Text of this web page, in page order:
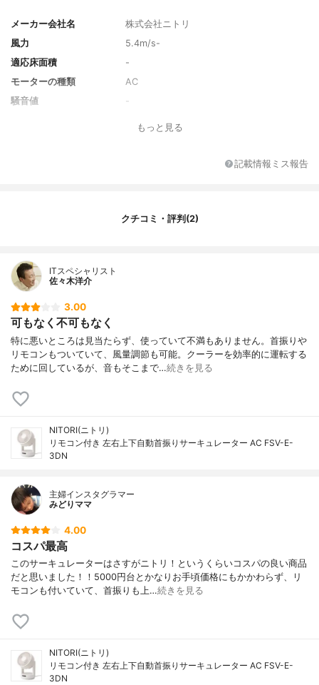
メーカー会社名
株式会社ニトリ
風力
5.4m/s-
適応床面積
-
モーターの種類
AC
騒音値
もっと見る
記載情報ミス報告
クチコミ・評判(2)
ITスペシャリスト
佐々木洋介
3.00
可もなく不可もなく
特に悪いところは見当たらず、使っていて不満もありません。首振りや
リモコンもついていて、風量調節も可能。クーラーを効率的に運転する
ために回しているが、音もそこまで…続きを見る
NITORI(ニトリ)
リモコン付き 左右上下自動首振りサーキュレーター AC FSV-E-
3DN
主婦インスタグラマー
みどりママ
4.00
コスパ最高
このサーキュレーターはさすがニトリ！というくらいコスパの良い商品
だと思いました！！5000円台とかなりお手頃価格にもかかわらず、リ
モコンも付いていて、首振りも上…続きを見る
NITORI(ニトリ)
リモコン付き 左右上下自動首振りサーキュレーター AC FSV-E-
3DN